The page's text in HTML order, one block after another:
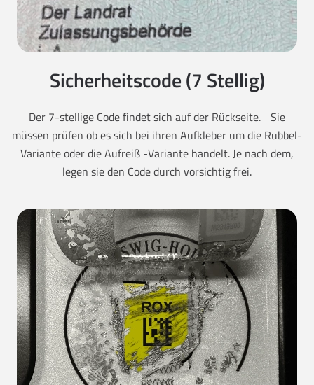
Sicherheitscode (7 Stellig)
Der 7-stellige Code findet sich auf der Rückseite. Sie
müssen prüfen ob es sich bei ihren Aufkleber um die Rubbel-
Variante oder die Aufreiß -Variante handelt. Je nach dem,
legen sie den Code durch vorsichtig frei.